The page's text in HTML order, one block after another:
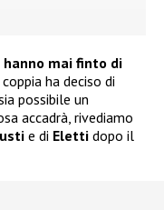
hanno mai finto di
ha deciso di
possibile un
accadrà, rivediamo
e di Eletti dopo il